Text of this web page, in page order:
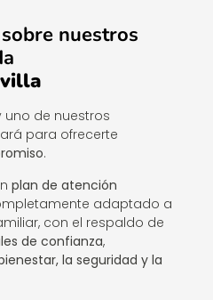
nuestros
uno de nuestros
para ofrecerte
.
plan de atención
adaptado a
con el respaldo de
de confianza,
la seguridad y la